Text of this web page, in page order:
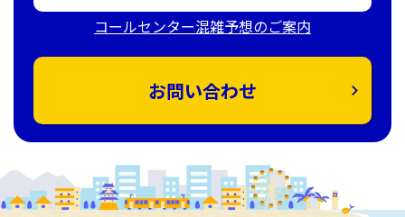
コールセンター混雑予想のご案内
お問い合わせ